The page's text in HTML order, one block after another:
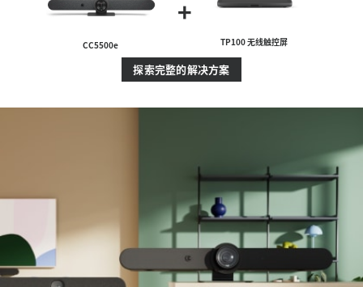
CC5500e
+
TP100 无线触控屏
探索完整的解决方案